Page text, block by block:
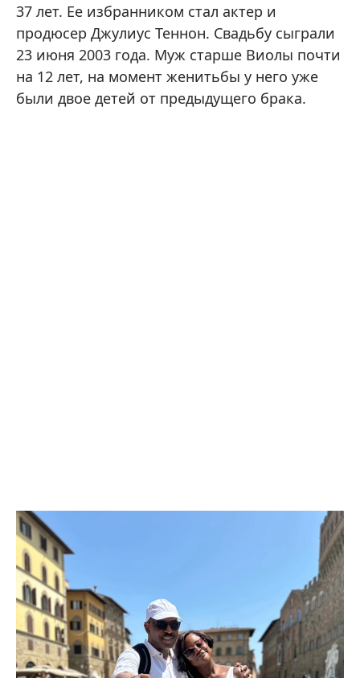
37 лет. Ее избранником стал актер и
продюсер Джулиус Теннон. Свадьбу сыграли
23 июня 2003 года. Муж старше Виолы почти
на 12 лет, на момент женитьбы у него уже
были двое детей от предыдущего брака.